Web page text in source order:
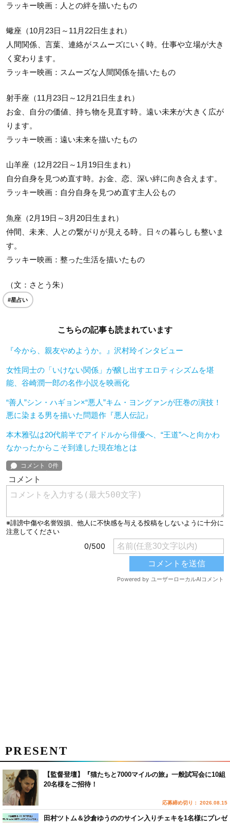
ラッキー映画：人との絆を描いたもの
蠍座（10月23日～11月22日生まれ）
人間関係、言葉、連絡がスムーズにいく時。仕事や立場が大き
く変わります。
ラッキー映画：スムーズな人間関係を描いたもの
射手座（11月23日～12月21日生まれ）
お金、自分の価値、持ち物を見直す時。遠い未来が大きく広が
ります。
ラッキー映画：遠い未来を描いたもの
山羊座（12月22日～1月19日生まれ）
自分自身を見つめ直す時。お金、恋、深い絆に向き合えます。
ラッキー映画：自分自身を見つめ直す主人公もの
魚座（2月19日～3月20日生まれ）
仲間、未来、人との繋がりが見える時。日々の暮らしも整いま
す。
ラッキー映画：整った生活を描いたもの
（文：さとう朱）
#星占い
こちらの記事も読まれています
『今から、親友やめようか。』沢村玲インタビュー
女性同士の「いけない関係」が醸し出すエロティシズムを堪
能、谷崎潤一郎の名作小説を映画化
“善人”シン・ハギョン×“悪人”キム・ヨングァンが圧巻の演技！
悪に染まる男を描いた問題作『悪人伝記』
本木雅弘は20代前半でアイドルから俳優へ、“王道”へと向かわ
なかったからこそ到達した現在地とは
PRESENT
【監督登壇】『猫たちと7000マイルの旅』一般試写会に10組
20名様をご招待！
応募締め切り： 2026.08.15
田村ツトム＆沙倉ゆうののサイン入りチェキを1名様にプレゼ